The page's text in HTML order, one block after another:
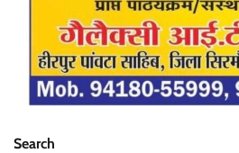
Search